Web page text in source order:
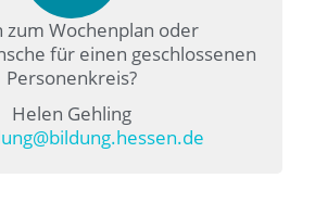
zum Wochenplan oder
für einen geschlossenen
Personenkreis?
Helen Gehling